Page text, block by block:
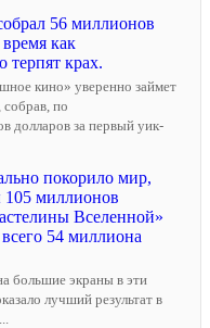
56 миллионов
как
терпят крах.
кино» уверенно займет
по
долларов за первый уик-
покорило мир,
105 миллионов
Вселенной»
54 миллиона
большие экраны в эти
лучший результат в